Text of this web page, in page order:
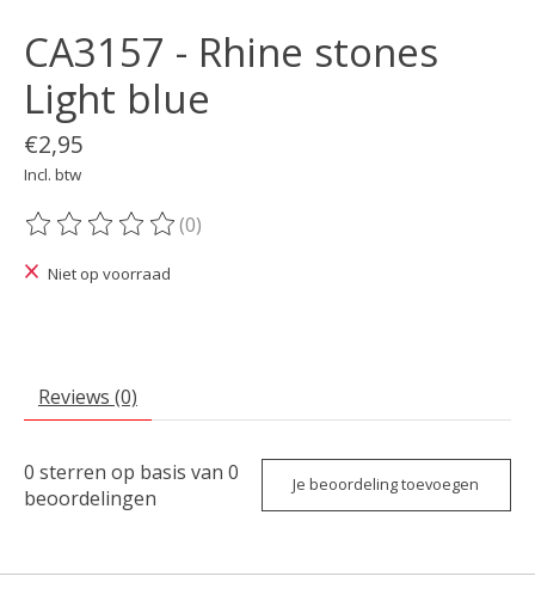
CA3157 - Rhine stones
Light blue
€2,95
Incl. btw
De beoordeling van dit product is
(0)
Niet op voorraad
Reviews (0)
0 sterren op basis van 0
beoordelingen
Je beoordeling toevoegen